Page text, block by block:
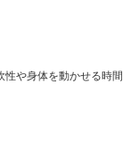
や身体を動かせる時間